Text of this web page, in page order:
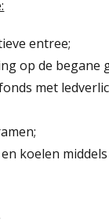
entree;
op de begane
met
koelen